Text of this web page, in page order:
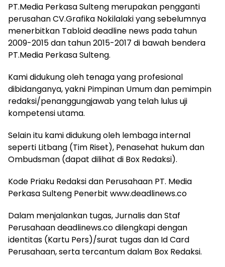
PT.Media Perkasa Sulteng merupakan pengganti
perusahan CV.Grafika Nokilalaki yang sebelumnya
menerbitkan Tabloid deadline news pada tahun
2009-2015 dan tahun 2015-2017 di bawah bendera
PT.Media Perkasa Sulteng.
Kami didukung oleh tenaga yang profesional
dibidanganya, yakni Pimpinan Umum dan pemimpin
redaksi/penanggungjawab yang telah lulus uji
kompetensi utama.
Selain itu kami didukung oleh lembaga internal
seperti Litbang (Tim Riset), Penasehat hukum dan
Ombudsman (dapat dilihat di Box Redaksi).
Kode Priaku Redaksi dan Perusahaan PT. Media
Perkasa Sulteng Penerbit www.deadlinews.co
Dalam menjalankan tugas, Jurnalis dan Staf
Perusahaan deadlinews.co dilengkapi dengan
identitas (Kartu Pers)/surat tugas dan Id Card
Perusahaan, serta tercantum dalam Box Redaksi.